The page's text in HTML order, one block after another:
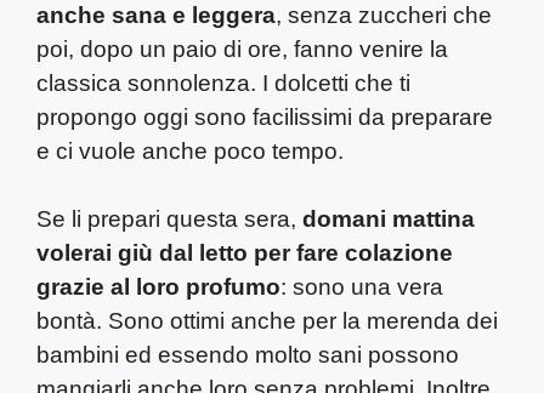
anche sana e leggera, senza zuccheri che
poi, dopo un paio di ore, fanno venire la
classica sonnolenza. I dolcetti che ti
propongo oggi sono facilissimi da preparare
e ci vuole anche poco tempo.
Se li prepari questa sera, domani mattina
volerai giù dal letto per fare colazione
grazie al loro profumo: sono una vera
bontà. Sono ottimi anche per la merenda dei
bambini ed essendo molto sani possono